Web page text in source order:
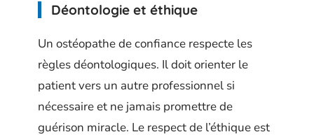
Déontologie et éthique
Un ostéopathe de confiance respecte les
règles déontologiques. Il doit orienter le
patient vers un autre professionnel si
nécessaire et ne jamais promettre de
guérison miracle. Le respect de l’éthique est